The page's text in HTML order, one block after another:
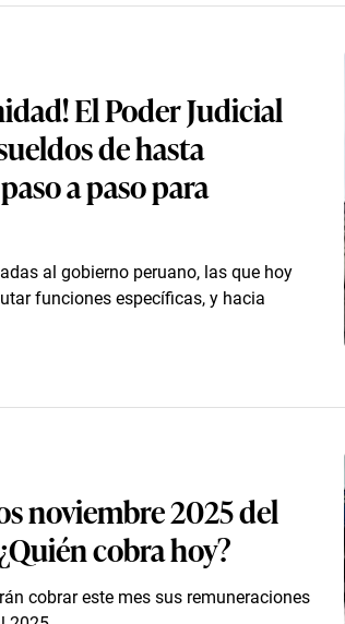
El Poder Judicial
de hasta
a paso para
al gobierno peruano, las que hoy
funciones específicas, y hacia
noviembre 2025 del
cobra hoy?
cobrar este mes sus remuneraciones